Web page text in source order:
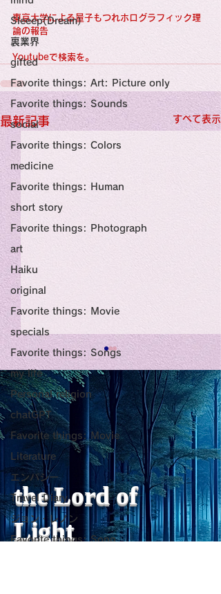
Sleeep(Dream）
裏業界
gifted
Favorite things: Art: Picture only
Favorite things: Sounds
social
Favorite things: Colors
medicine
Favorite things: Human
short story
Favorite things: Photograph
art
Haiku
original
Favorite things: Movie
specials
Favorite things: Songs
my life
Personal religion
chatGPT
Favorite things: Movie
Literature
エンパシー
Travel Diary
ジョン・レノン
Favorite things: Song
東京大学による量子もつれホログラフィック理
論の報告
Youtubeで検索を。
最新記事 すべて表示
Title: Death Affirmation
as a Generator of
Mental Vitality
AbstractThis paper argues
that “death affirmation” is
fundamentally different
from the classical
psychological concept of
“death acceptance.”
Death acceptance tends
to function as an entropic
the Lord of
Light